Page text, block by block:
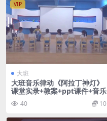
VIP
大班
大班音乐律动《阿拉丁神灯》
课堂实录+教案+ppt课件+音乐
40 10